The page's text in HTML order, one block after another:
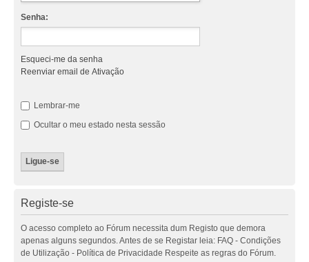
Senha:
Esqueci-me da senha
Reenviar email de Ativação
Lembrar-me
Ocultar o meu estado nesta sessão
Registe-se
O acesso completo ao Fórum necessita dum Registo que demora
apenas alguns segundos. Antes de se Registar leia: FAQ - Condições
de Utilização - Política de Privacidade Respeite as regras do Fórum.